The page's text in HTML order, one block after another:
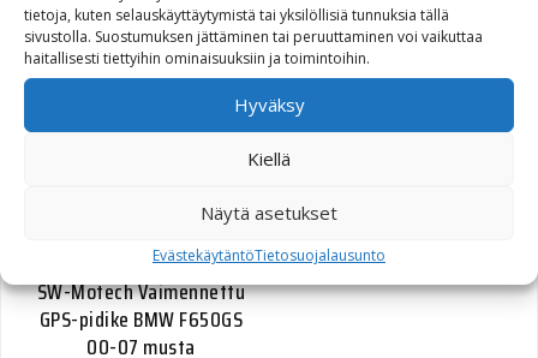
tietoja, kuten selauskäyttäytymistä tai yksilöllisiä tunnuksia tällä
sivustolla. Suostumuksen jättäminen tai peruuttaminen voi vaikuttaa
haitallisesti tiettyihin ominaisuuksiin ja toimintoihin.
Hyväksy
Kiellä
Näytä asetukset
EvästekäytäntöTietosuojalausunto
Quick-Lock GPS-pidike
Triumph Tiger
800/800XC/1050SE/Explorer
60,70€
SW-Motech Vaimennettu
GPS-pidike BMW F650GS
00-07 musta